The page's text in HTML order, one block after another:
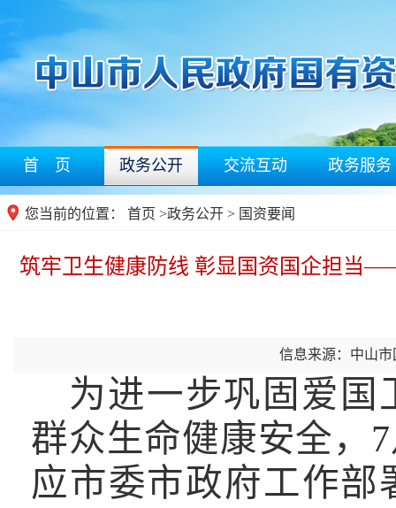
首 页 政务公开 交流互动 政务服务
您当前的位置： 首页 >政务公开 > 国资要闻
筑牢卫生健康防线 彰显国资国企担当
信息来源：中山市
为进一步巩固爱国
群众生命健康安全， 7
应市委市政府工作部